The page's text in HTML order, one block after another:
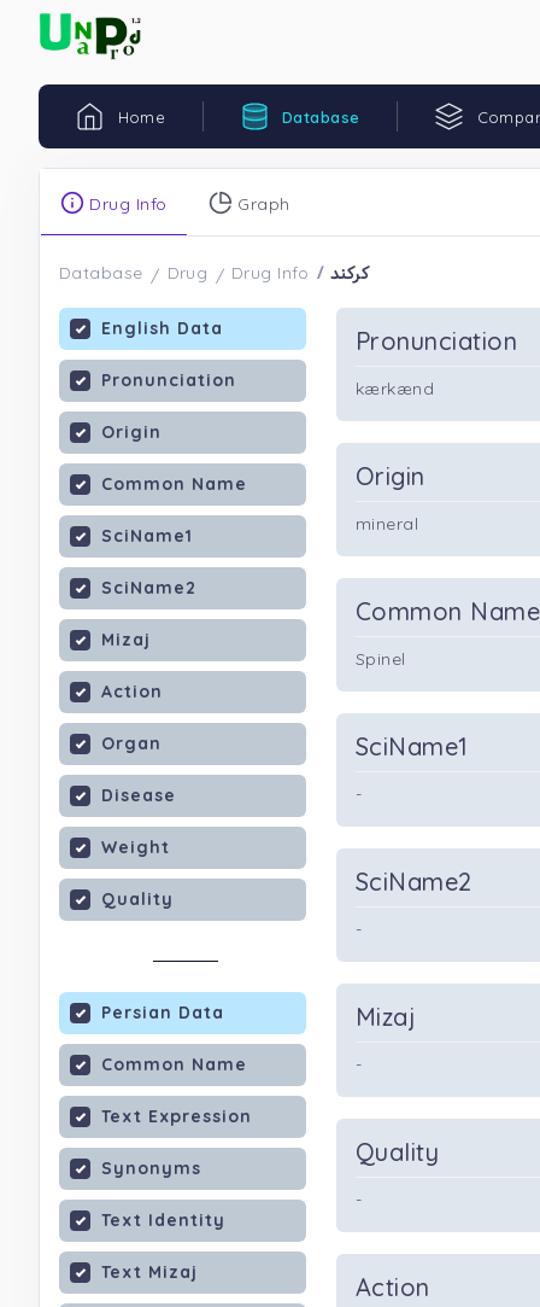
Home Database
Drug Info Graph
Database Drug Drug Info کرکند
English Data
Pronunciation
Origin
Common Name
SciName1
SciName2
Mizaj
Action
Organ
Disease
Weight
Quality
Persian Data
Common Name
Text Expression
Synonyms
Text Identity
Text Mizaj
Pronunciation
kærkænd
Origin
mineral
Common Name
Spinel
SciName1
-
SciName2
-
Mizaj
-
Quality
-
Action